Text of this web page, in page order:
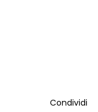
Condividi